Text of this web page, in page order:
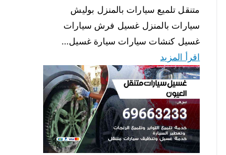
متنقل تلميع سيارات بالمنزل بوليش
سيارات بالمنزل غسيل فرش سيارات
غسيل كنشات سيارات سيارة غسيل…
اقرأ المزيد